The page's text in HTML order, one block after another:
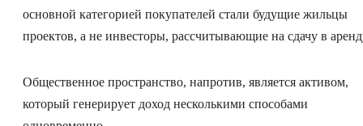
основной категорией покупателей стали будущие жильцы
проектов, а не инвесторы, рассчитывающие на сдачу в
Общественное пространство, напротив, является активом,
который генерирует доход несколькими способами